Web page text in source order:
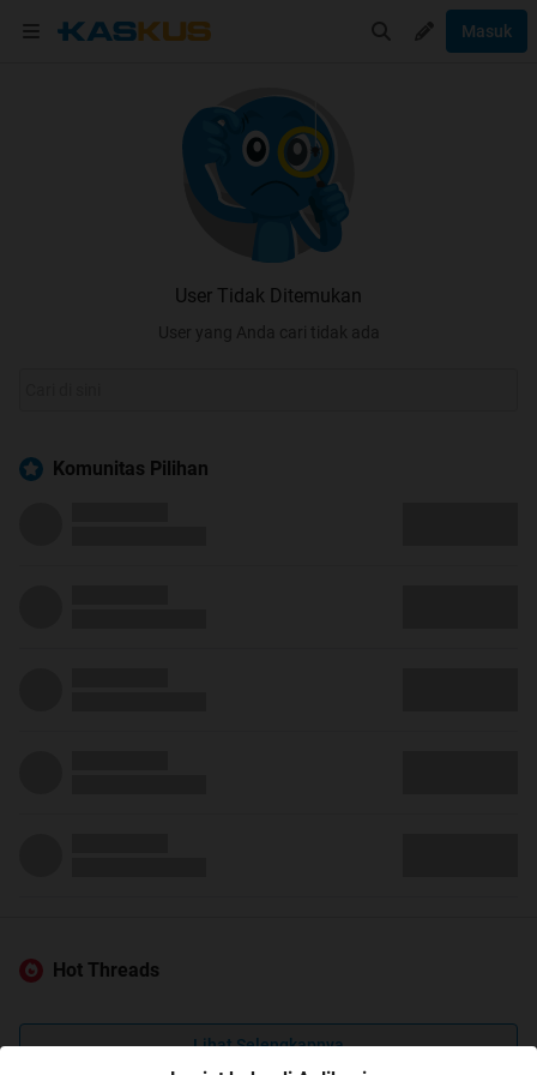
Masuk
User Tidak Ditemukan
User yang Anda cari tidak ada
Komunitas Pilihan
Hot Threads
Lihat Selengkapnya